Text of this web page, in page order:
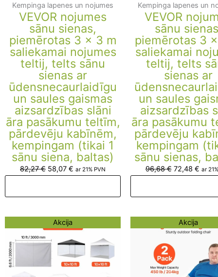
Kempinga lapenes un nojumes
VEVOR nojumes
sānu sienas,
piemērotas 3 x 3 m
saliekamai nojumes
teltij, telts sānu
sienas ar
ūdensnecaurlaidīgu
un saules gaismas
aizsardzības slāni
āra pasākumu teltīm,
pārdevēju kabīnēm,
kempingam (tikai 1
sānu siena, baltas)
82,27€ 58,07 € ar 21% PVN
Kempinga lapenes un
VEVOR
sānu
piemērotas 3
saliekamai
teltij, telts
sienas ar
un saules
aizsardzības
āra pasākumu
pārdevēju
kempingam
sānu sienas,
96,68€ 72,48 € ar
Akcija
Original
was:
108,78 €.
is:
84,58 €.
Akcija
Original
price
was:
164,44 €.
price
is: